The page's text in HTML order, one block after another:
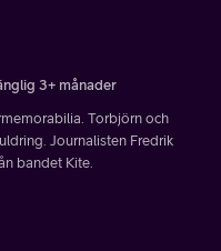
3+ månader
Torbjörn och
Journalisten Fredrik
bandet Kite.